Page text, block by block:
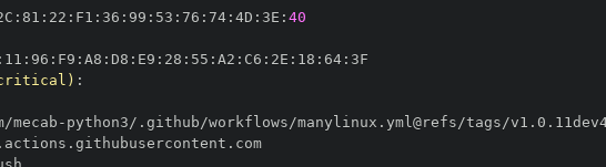
: 81 : 22 : F1 : 36 : 99 : 53 : 76 : 74: 4D : 3E : 40
11 : 96 : F9 : A8 : D8 : E9 : 28 : 55 : A2 : C6 : 2E : 18 : 64:
:
-
//token.actions.githubusercontent.com